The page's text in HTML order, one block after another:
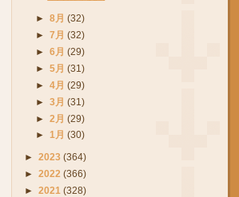
►8月(32)
►7月(32)
►6月(29)
►5月(31)
►4月(29)
►3月(31)
►2月(29)
► 1月(30)
► 2023 (364)
► 2022 (366)
► 2021 (328)